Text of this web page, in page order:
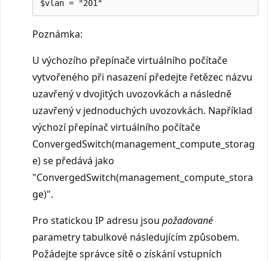
Poznámka:
U výchozího přepínače virtuálního počítače
vytvořeného při nasazení předejte řetězec názvu
uzavřený v dvojitých uvozovkách a následně
uzavřený v jednoduchých uvozovkách. Například
výchozí přepínač virtuálního počítače
ConvergedSwitch(management_compute_storag
e) se předává jako
"ConvergedSwitch(management_compute_stora
ge)".
Pro statickou IP adresu jsou požadované
parametry tabulkové následujícím způsobem.
Požádejte správce sítě o získání vstupních